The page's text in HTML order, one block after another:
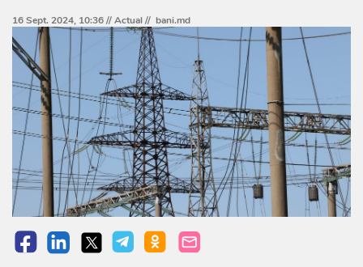
16 Sept. 2024, 10:36 //Actual// bani.md